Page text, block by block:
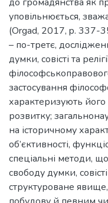
уповільнюється,
(Orgad, 2017, p. 337-
– по-третє,
думки, совісті та
застосування
характеризують
розвитку;
на історичному
об’єктивності,
спеціальні методи,
свободу думки,
структуроване